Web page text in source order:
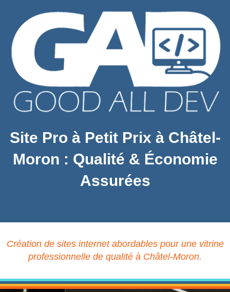
Site Pro à Petit Prix à Châtel-
Moron : Qualité & Économie
Assurées
Création de sites internet abordables pour une vitrine
professionnelle de qualité à Châtel-Moron.